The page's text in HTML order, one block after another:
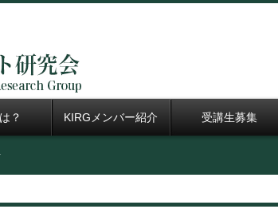
？ KIRGメンバー紹介 受講生募集